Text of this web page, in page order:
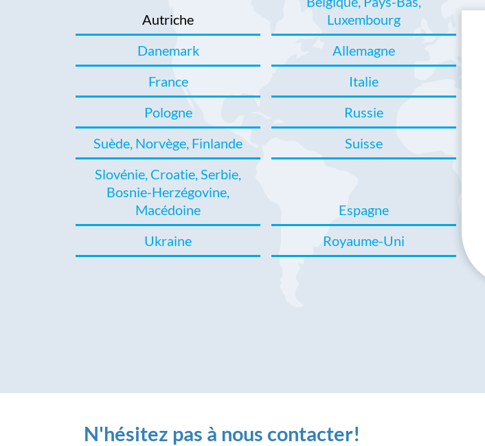
Autriche
Luxembourg
Danemark
Allemagne
France
Italie
Pologne
Russie
Suède, Norvège, Finlande
Suisse
Slovénie, Croatie, Serbie,
Bosnie-Herzégovine,
Macédoine
Espagne
Ukraine
Royaume-Uni
N'hésitez pas à nous contacter!